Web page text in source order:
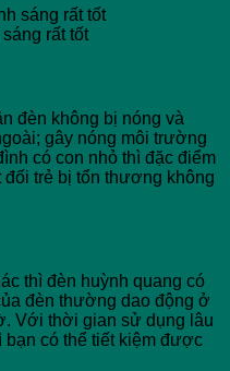
rất tốt
đèn không bị nóng và
gây nóng môi trường
có con nhỏ thì đặc điểm
đối trẻ bị tổn thương không
thì đèn huỳnh quang có
đèn thường dao động ở
Với thời gian sử dụng lâu
bạn có thể tiết kiệm được